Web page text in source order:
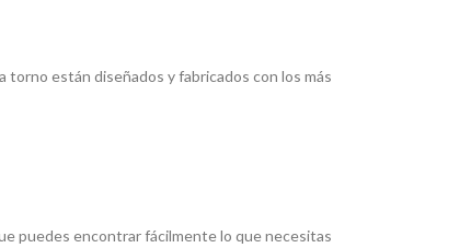
torno están diseñados y fabricados con los más
puedes encontrar fácilmente lo que necesitas